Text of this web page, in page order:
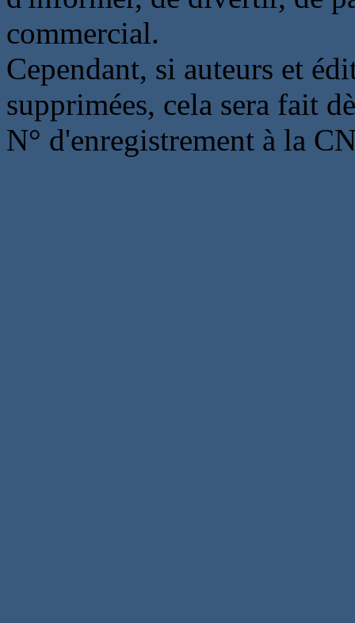
commercial.
Cependant, si auteurs et
supprimées, cela sera fait
N° d'enregistrement à la